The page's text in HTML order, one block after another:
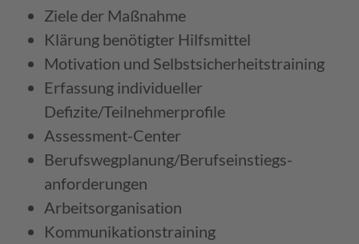
Ziele der Maßnahme
Klärung benötigter Hilfs­mittel
Motivation und Selbst­sicherheits­training
Erfassung individueller
Defizite/Teilnehmer­profile
Assessment-Center
Berufsweg­planung/Berufs­einstiegs­
anforderungen
Arbeits­organisation
Kommunikations­training